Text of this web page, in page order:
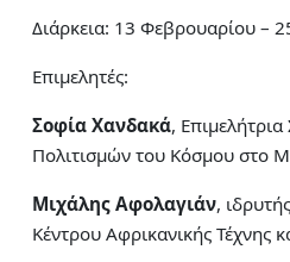
Διάρκεια: 13 Φεβρουαρίου –
Επιμελητές:
Σοφία Χανδακά,
Πολιτισμών του Κόσμου στο
Μιχάλης Αφολαγιάν,
Κέντρου Αφρικανικής Τέχνης